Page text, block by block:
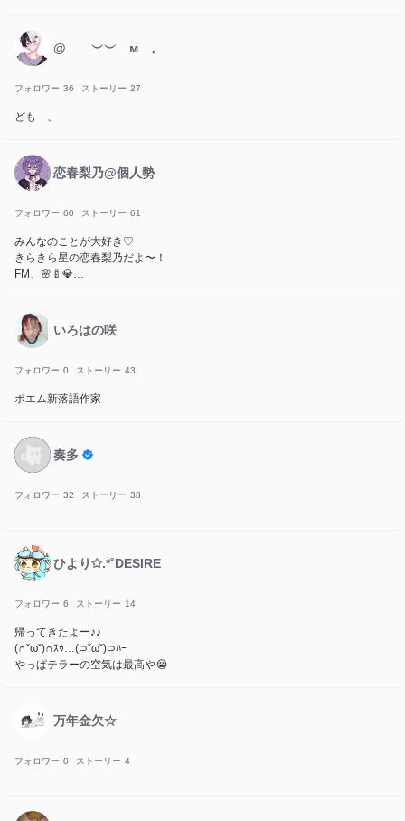
@ ︶︶ м 。
フォロワー 36 ストーリー 27
ども 、
恋春梨乃@個人勢
フォロワー 60 ストーリー 61
みんなのことが大好き♡
きらきら星の恋春梨乃だよ〜！
FM、🌸🍼💎
Tag#春色に染めちゃえ♡
配信Tag#りの㌠
玲愛様、遥菜様、なぐさま•*¨*•.¸♬︎
🪽⛩🧡、🪼🫧🌙
いろはの咲
フォロワー 0 ストーリー 43
ポエム新落語作家
奏多
フォロワー 32 ストーリー 38
ひより✩.*˚DESIRE
フォロワー 6 ストーリー 14
帰ってきたよー♪♪
(∩ˇωˇ)∩ｽｩ…(⊃ˇωˇ)⊃ﾊｰ
やっぱテラーの空気は最高や😭
万年金欠☆
フォロワー 0 ストーリー 4